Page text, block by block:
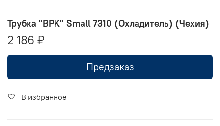
Трубка "BPK" Small 7310 (Охладитель) (Чехия)
2 186 ₽
Предзаказ
В избранное